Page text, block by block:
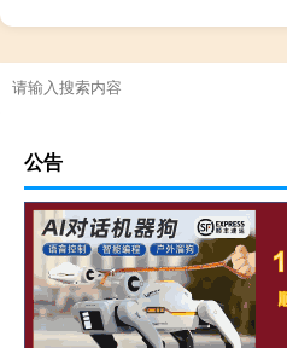
公告